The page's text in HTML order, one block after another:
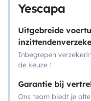
Yescapa
Uitgebreide
Inbegrepen
de keuze !
Garantie bij
Ons team biedt je